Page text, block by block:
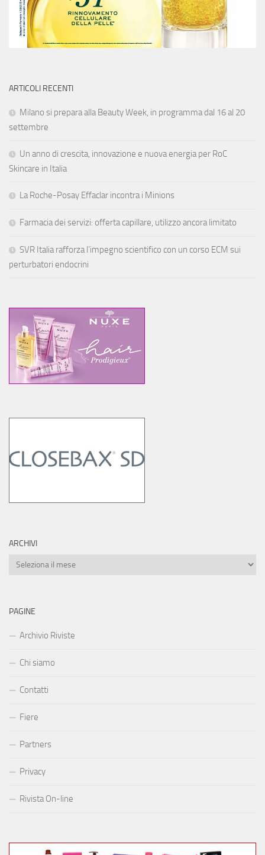
ARTICOLI RECENTI
Milano si prepara alla Beauty Week, in programma dal 16 al 20
settembre
Un anno di crescita, innovazione e nuova energia per RoC
Skincare in Italia
La Roche-Posay Effaclar incontra i Minions
Farmacia dei servizi: offerta capillare, utilizzo ancora limitato
SVR Italia rafforza l’impegno scientifico con un corso ECM sui
perturbatori endocrini
ARCHIVI
Archivi
PAGINE
Archivio Riviste
Chi siamo
Contatti
Fiere
Partners
Privacy
Rivista On-line